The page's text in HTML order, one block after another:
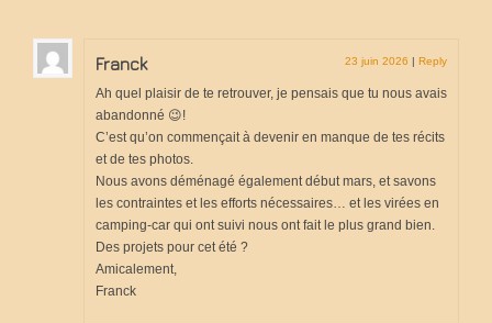
Franck 23 juin 2026 | Reply
Ah quel plaisir de te retrouver, je pensais que tu nous avais
abandonné 😉!
C’est qu’on commençait à devenir en manque de tes récits
et de tes photos.
Nous avons déménagé également début mars, et savons
les contraintes et les efforts nécessaires… et les virées en
camping-car qui ont suivi nous ont fait le plus grand bien.
Des projets pour cet été ?
Amicalement,
Franck